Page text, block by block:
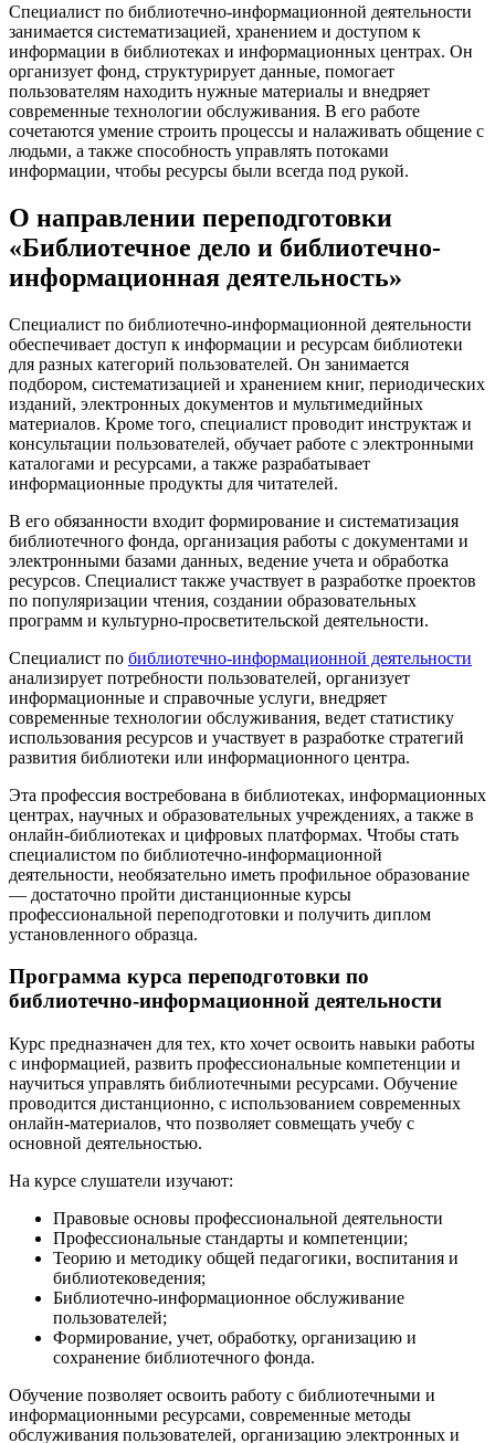
Специалист по библиотечно-информационной деятельности
занимается систематизацией, хранением и доступом к
информации в библиотеках и информационных центрах. Он
организует фонд, структурирует данные, помогает
пользователям находить нужные материалы и внедряет
современные технологии обслуживания. В его работе
сочетаются умение строить процессы и налаживать общение с
людьми, а также способность управлять потоками
информации, чтобы ресурсы были всегда под рукой.
О направлении переподготовки
«Библиотечное дело и библиотечно-
информационная деятельность»
Специалист по библиотечно-информационной деятельности
обеспечивает доступ к информации и ресурсам библиотеки
для разных категорий пользователей. Он занимается
подбором, систематизацией и хранением книг, периодических
изданий, электронных документов и мультимедийных
материалов. Кроме того, специалист проводит инструктаж и
консультации пользователей, обучает работе с электронными
каталогами и ресурсами, а также разрабатывает
информационные продукты для читателей.
В его обязанности входит формирование и систематизация
библиотечного фонда, организация работы с документами и
электронными базами данных, ведение учета и обработка
ресурсов. Специалист также участвует в разработке проектов
по популяризации чтения, создании образовательных
программ и культурно-просветительской деятельности.
Специалист по библиотечно-информационной деятельности
анализирует потребности пользователей, организует
информационные и справочные услуги, внедряет
современные технологии обслуживания, ведет статистику
использования ресурсов и участвует в разработке стратегий
развития библиотеки или информационного центра.
Эта профессия востребована в библиотеках, информационных
центрах, научных и образовательных учреждениях, а также в
онлайн-библиотеках и цифровых платформах. Чтобы стать
специалистом по библиотечно-информационной
деятельности, необязательно иметь профильное образование
— достаточно пройти дистанционные курсы
профессиональной переподготовки и получить диплом
установленного образца.
Программа курса переподготовки по
библиотечно-информационной деятельности
Курс предназначен для тех, кто хочет освоить навыки работы
с информацией, развить профессиональные компетенции и
научиться управлять библиотечными ресурсами. Обучение
проводится дистанционно, с использованием современных
онлайн-материалов, что позволяет совмещать учебу с
основной деятельностью.
На курсе слушатели изучают:
Правовые основы профессиональной деятельности
Профессиональные стандарты и компетенции;
Теорию и методику общей педагогики, воспитания и
библиотековедения;
Библиотечно-информационное обслуживание
пользователей;
Формирование, учет, обработку, организацию и
сохранение библиотечного фонда.
Обучение позволяет освоить работу с библиотечными и
информационными ресурсами, современные методы
обслуживания пользователей, организацию электронных и